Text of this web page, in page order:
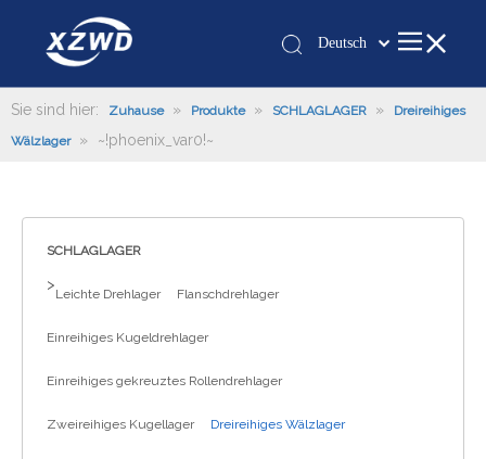
Deutsch
românesc
العربية
Sie sind hier: Zuhause » Produkte » SCHLAGLAGER »
Dreireihiges
Wälzlager
» ~!phoenix_var0!~
SCHLAGLAGER
>
Leichte Drehlager Flanschdrehlager
Einreihiges Kugeldrehlager
Einreihiges gekreuztes Rollendrehlager
Zweireihiges Kugellager Dreireihiges Wälzlager